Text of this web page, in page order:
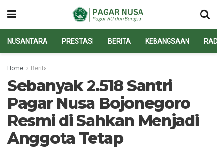
NUSANTARA PRESTASI BERITA KEBANGSAAN
Home Berita
Sebanyak 2.518 Santri
Pagar Nusa Bojonegoro
Resmi di Sahkan Menjadi
Anggota Tetap